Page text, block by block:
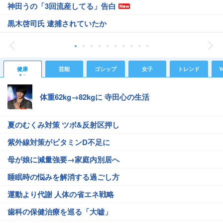
神田うの「3回流産してる」告白
黒木啓司氏 逮捕されていたか
健康 芸能 ゴシップ 女子 トレンド
体重62kg→82kgに 寺田心の生活
夏のむくみ対策 ツボ&反射区押し
紫外線対策がビタミンD不足に
母が娘に減量強要→家庭内別居へ
睡眠時の悩みを解消する過ごし方
運動より代謝 人体の省エネ戦略
歯科の保健治療を巡る「大嘘」